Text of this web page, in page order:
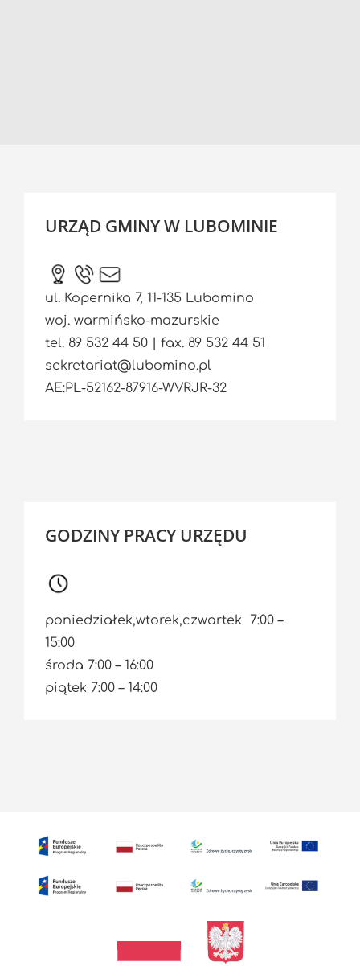
URZĄD GMINY W LUBOMINIE
ul. Kopernika 7, 11-135 Lubomino
woj. warmińsko-mazurskie
tel. 89 532 44 50 | fax. 89 532 44 51
sekretariat@lubomino.pl
AE:PL-52162-87916-WVRJR-32
GODZINY PRACY URZĘDU
poniedziałek,wtorek,czwartek 7:00 –
15:00
środa 7:00 – 16:00
piątek 7:00 – 14:00